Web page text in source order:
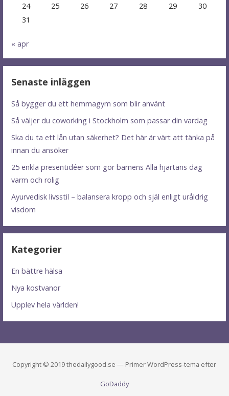
24
25 26 27 28 29
30
31
« apr
Senaste inläggen
Så bygger du ett hemmagym som blir använt
Så väljer du coworking i Stockholm som passar din vardag
Ska du ta ett lån utan säkerhet? Det här är värt att tänka på
innan du ansöker
25 enkla presentidéer som gör barnens Alla hjärtans dag
varm och rolig
Ayurvedisk livsstil – balansera kropp och själ enligt uråldrig
visdom
Kategorier
En bättre hälsa
Nya kostvanor
Upplev hela världen!
Copyright © 2019 thedailygood.se — Primer WordPress-tema efter
GoDaddy